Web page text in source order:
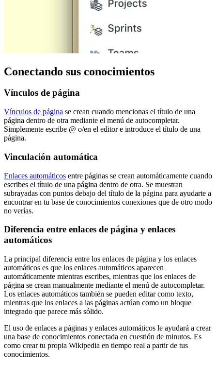
Conectando sus conocimientos
Vínculos de página
Vínculos de página se crean cuando mencionas el título de una
página dentro de otra mediante el menú de autocompletar.
Simplemente escribe @ o/en el editor e introduce el título de una
página.
Vinculación automática
Enlaces automáticos entre páginas se crean automáticamente cuando
escribes el título de una página dentro de otra. Se muestran
subrayadas con puntos debajo del título de la página para ayudarte a
encontrar en tu base de conocimientos conexiones que de otro modo
no verías.
Diferencia entre enlaces de página y enlaces
automáticos
La principal diferencia entre los enlaces de página y los enlaces
automáticos es que los enlaces automáticos aparecen
automáticamente mientras escribes, mientras que los enlaces de
página se crean manualmente mediante el menú de autocompletar.
Los enlaces automáticos también se pueden editar como texto,
mientras que los enlaces a las páginas actúan como un bloque
integrado que parece más sólido.
El uso de enlaces a páginas y enlaces automáticos le ayudará a crear
una base de conocimientos conectada en cuestión de minutos. Es
como crear tu propia Wikipedia en tiempo real a partir de tus
conocimientos.